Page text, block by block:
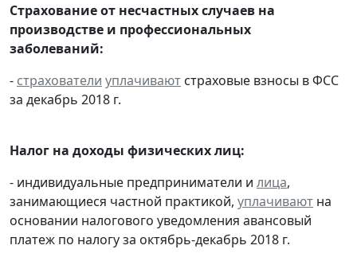
Страхование от несчастных случаев на
производстве и профессиональных
заболеваний:
- страхователи уплачивают страховые взносы в ФСС
за декабрь 2018 г.
Налог на доходы физических лиц:
- индивидуальные предприниматели и лица,
занимающиеся частной практикой, уплачивают на
основании налогового уведомления авансовый
платеж по налогу за октябрь-декабрь 2018 г.